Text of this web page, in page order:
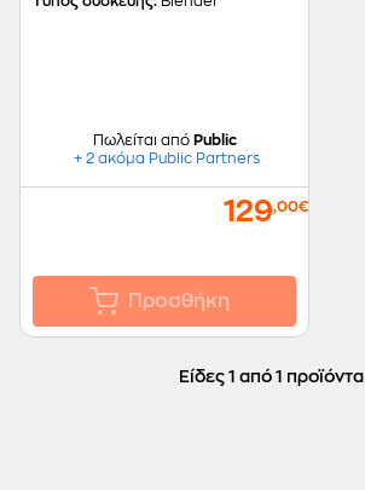
Πωλείται από Public
+ 2 ακόμα Public Partners
129,00€
Προσθήκη
Είδες 1 από 1 προϊόντα